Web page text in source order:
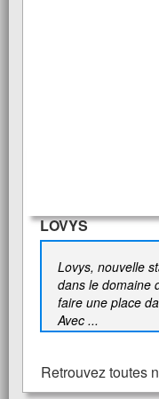
LOVYS
Lovys, nouvelle
dans le domaine
faire une place
Avec ...
Retrouvez toutes